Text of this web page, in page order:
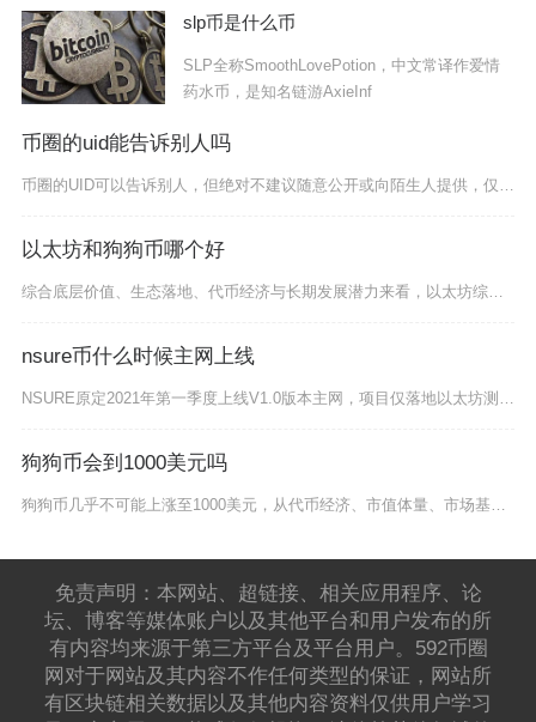
slp币是什么币
SLP全称SmoothLovePotion，中文常译作爱情
药水币，是知名链游AxieInf
币圈的uid能告诉别人吗
以太坊和狗狗币哪个好
nsure币什么时候主网上线
狗狗币会到1000美元吗
免责声明：本网站、超链接、相关应用程序、论
坛、博客等媒体账户以及其他平台和用户发布的所
有内容均来源于第三方平台及平台用户。592币圈
网对于网站及其内容不作任何类型的保证，网站所
有区块链相关数据以及其他内容资料仅供用户学习